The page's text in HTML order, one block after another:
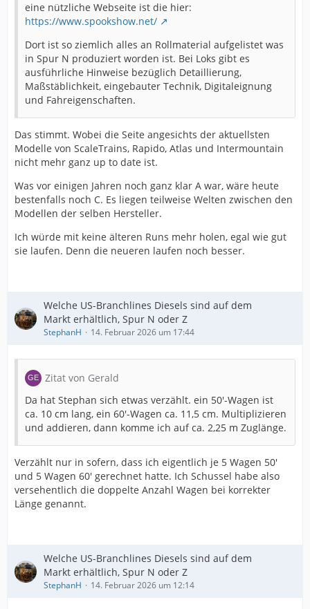
eine nützliche Webseite ist die hier:
https://www.spookshow.net/
Dort ist so ziemlich alles an Rollmaterial aufgelistet was
in Spur N produziert worden ist. Bei Loks gibt es
ausführliche Hinweise bezüglich Detaillierung,
Maßstäblichkeit, eingebauter Technik, Digitaleignung
und Fahreigenschaften.
Das stimmt. Wobei die Seite angesichts der aktuellsten
Modelle von ScaleTrains, Rapido, Atlas und Intermountain
nicht mehr ganz up to date ist.
Was vor einigen Jahren noch ganz klar A war, wäre heute
bestenfalls noch C. Es liegen teilweise Welten zwischen den
Modellen der selben Hersteller.
Ich würde mit keine älteren Runs mehr holen, egal wie gut
sie laufen. Denn die neueren laufen noch besser.
Welche US-Branchlines Diesels sind auf dem
Markt erhältlich, Spur N oder Z
StephanH 14. Februar 2026 um 17:44
Zitat von Gerald
Da hat Stephan sich etwas verzählt. ein 50'-Wagen ist
ca. 10 cm lang, ein 60'-Wagen ca. 11,5 cm. Multiplizieren
und addieren, dann komme ich auf ca. 2,25 m Zuglänge.
Verzählt nur in sofern, dass ich eigentlich je 5 Wagen 50'
und 5 Wagen 60' gerechnet hatte. Ich Schussel habe also
versehentlich die doppelte Anzahl Wagen bei korrekter
Länge genannt.
Welche US-Branchlines Diesels sind auf dem
Markt erhältlich, Spur N oder Z
StephanH 14. Februar 2026 um 12:14